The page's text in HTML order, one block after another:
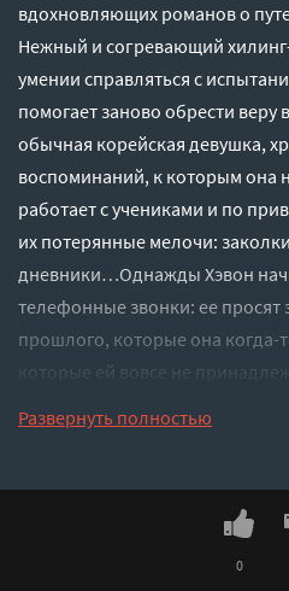
вдохновляющих романов о
Нежный и согревающий
умении справляться с
помогает заново обрести
обычная корейская девушка,
воспоминаний, к которым она
работает с учениками и по
их потерянные мелочи:
дневники…Однажды Хэвон
телефонные звонки: ее просят
прошлого, которые она когда-
которые ей вовсе не
давно требуют честного
выбраться из этого
Развернуть полностью
0